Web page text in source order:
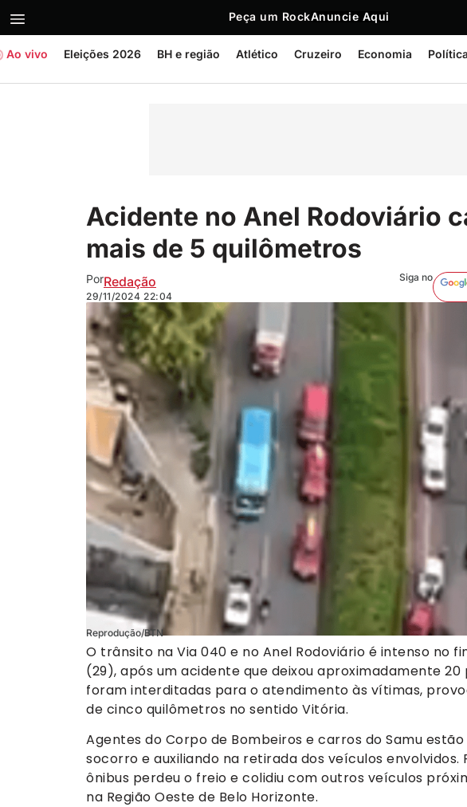
Peça um RockAnuncie Aqui
Ao vivo Eleições 2026 BH e região Atlético Cruzeiro Economia Política
Acidente no Anel Rodoviário
mais de 5 quilômetros
PorRedação
29/11/2024 22:04
Siga no
Reprodução/BTN
O trânsito na Via 040 e no Anel Rodoviário é intenso no
(29), após um acidente que deixou aproximadamente 20
foram interditadas para o atendimento às vítimas,
de cinco quilômetros no sentido Vitória.
Agentes do Corpo de Bombeiros e carros do Samu
socorro e auxiliando na retirada dos veículos envolvidos.
ônibus perdeu o freio e colidiu com outros veículos
na Região Oeste de Belo Horizonte.